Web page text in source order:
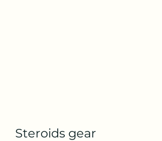
Steroids gear